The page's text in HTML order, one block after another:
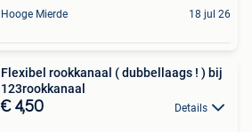
Hooge Mierde 18 jul 26
Flexibel rookkanaal ( dubbellaags ! ) bij
123rookkanaal
€ 4,50 Details